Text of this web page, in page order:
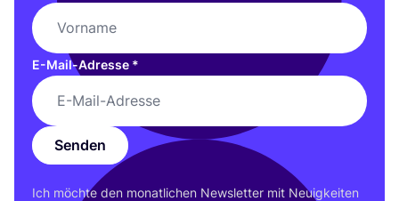
E-Mail-Adresse *
Senden
Ich möch­te den monat­li­chen News­let­ter mit Neu­ig­kei­ten